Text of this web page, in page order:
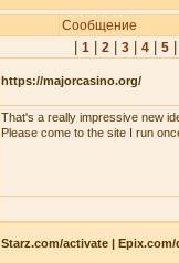
Сообщение
1| 2| 3| 4| 5|
https://majorcasino.org/
That's a really impressive new
Please come to the site I run
Starz.com/activate |